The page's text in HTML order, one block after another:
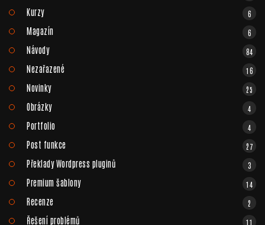
Kurzy 6
Magazín 6
Návody 84
Nezařazené 16
Novinky 25
Obrázky 4
Portfolio 4
Post funkce 27
Překlady Wordpress pluginů 3
Premium šablony 14
Recenze 2
Řešení problémů 11